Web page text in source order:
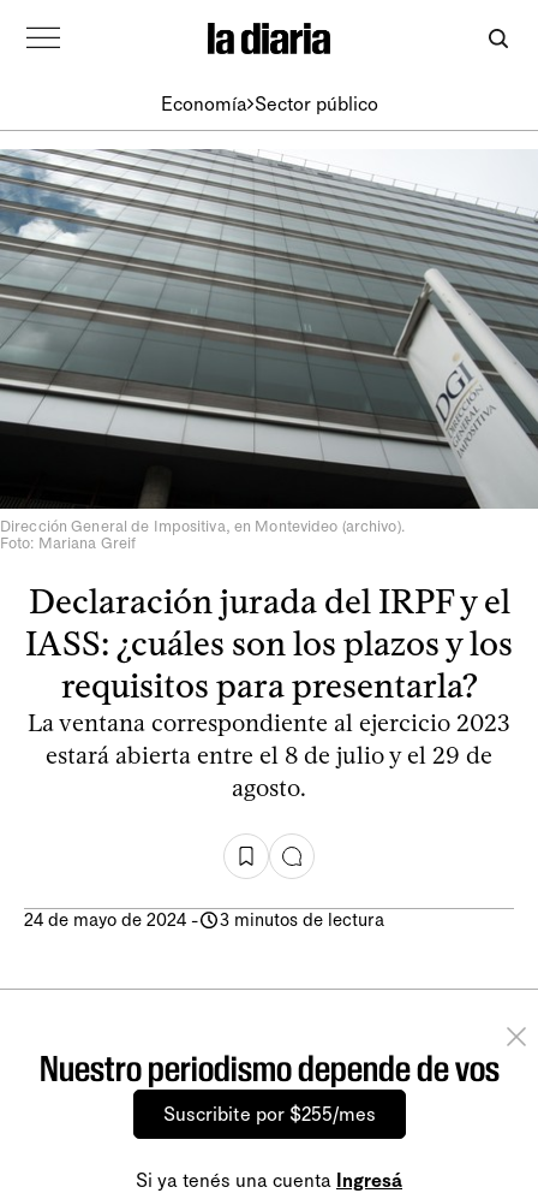
Economía Sector público
Dirección General de Impositiva, en Montevideo (archivo).
Foto: Mariana Greif
Declaración jurada del IRPF y el
IASS: ¿cuáles son los plazos y los
requisitos para presentarla?
La ventana correspondiente al ejercicio 2023
estará abierta entre el 8 de julio y el 29 de
agosto.
24 de mayo de 2024 - 3 minutos de lectura
Nuestro periodismo depende de vos
Suscribite por $255/mes
Si ya tenés una cuenta Ingresá